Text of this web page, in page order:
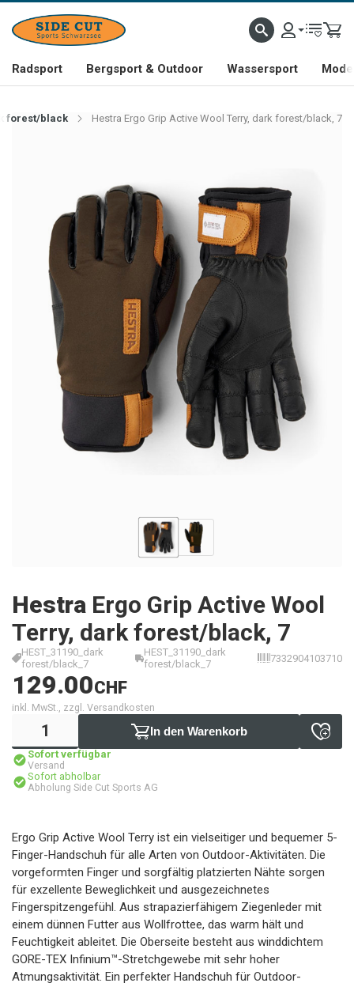
Radsport Bergsport & Outdoor Wassersport
forest/black Hestra Ergo Grip Active Wool Terry, dark forest/black, 7
Hestra Ergo Grip Active Wool
Terry, dark forest/black, 7
HEST_31190_dark
forest/black_7
HEST_31190_dark
forest/black_7
7332904103710
129.00CHF
inkl. MwSt., zzgl. Versandkosten
In den Warenkorb
Sofort verfügbar
Versand
Sofort abholbar
Abholung Side Cut Sports AG
Ergo Grip Active Wool Terry ist ein vielseitiger und bequemer 5-
Finger-Handschuh für alle Arten von Outdoor-Aktivitäten. Die
vorgeformten Finger und sorgfältig platzierten Nähte sorgen
für exzellente Beweglichkeit und ausgezeichnetes
Fingerspitzengefühl. Aus strapazierfähigem Ziegenleder mit
einem dünnen Futter aus Wollfrottee, das warm hält und
Feuchtigkeit ableitet. Die Oberseite besteht aus winddichtem
GORE-TEX Infinium™-Stretchgewebe mit sehr hoher
Atmungsaktivität. Ein perfekter Handschuh für Outdoor-